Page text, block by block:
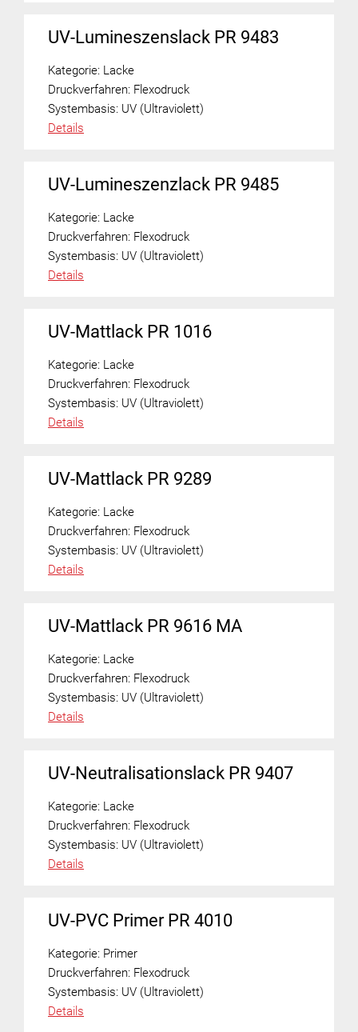
UV-Lumineszenslack PR 9483
Kategorie: Lacke
Druckverfahren: Flexodruck
Systembasis: UV (Ultraviolett)
Details
UV-Lumineszenzlack PR 9485
Kategorie: Lacke
Druckverfahren: Flexodruck
Systembasis: UV (Ultraviolett)
Details
UV-Mattlack PR 1016
Kategorie: Lacke
Druckverfahren: Flexodruck
Systembasis: UV (Ultraviolett)
Details
UV-Mattlack PR 9289
Kategorie: Lacke
Druckverfahren: Flexodruck
Systembasis: UV (Ultraviolett)
Details
UV-Mattlack PR 9616 MA
Kategorie: Lacke
Druckverfahren: Flexodruck
Systembasis: UV (Ultraviolett)
Details
UV-Neutralisationslack PR 9407
Kategorie: Lacke
Druckverfahren: Flexodruck
Systembasis: UV (Ultraviolett)
Details
UV-PVC Primer PR 4010
Kategorie: Primer
Druckverfahren: Flexodruck
Systembasis: UV (Ultraviolett)
Details